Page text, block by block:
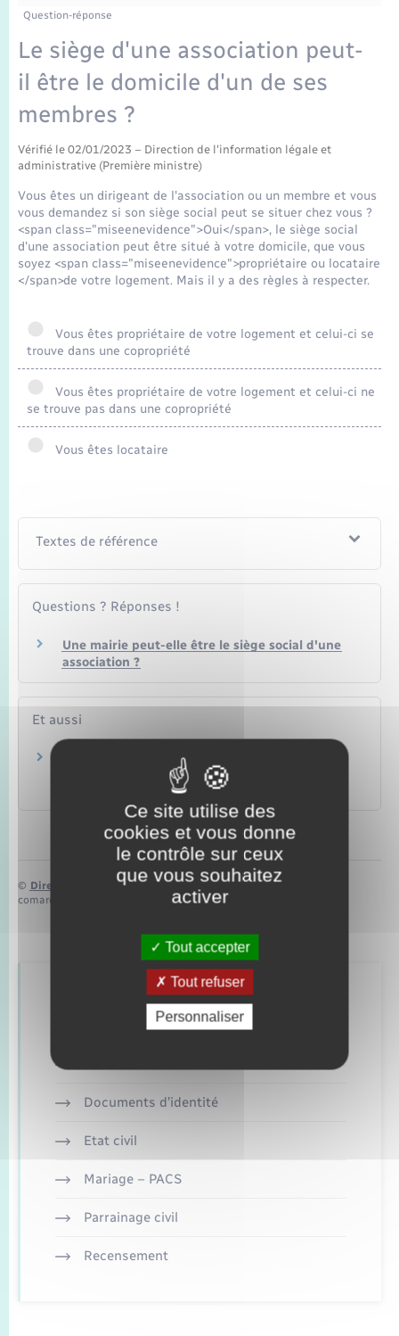
Mariage – PACS
Parrainage civil
Question-réponse
Le siège d'une association peut-
il être le domicile d'un de ses
membres ?
Vérifié le 02/01/2023 – Direction de l'information légale et
administrative (Première ministre)
Vous êtes un dirigeant de l'association ou un membre et vous
vous demandez si son siège social peut se situer chez vous ?
<span class="miseenevidence">Oui</span>, le siège social
d'une association peut être situé à votre domicile, que vous
soyez <span class="miseenevidence">propriétaire ou locataire
</span>de votre logement. Mais il y a des règles à respecter.
Vous êtes propriétaire de votre logement et celui-ci se
trouve dans une copropriété
Vous êtes propriétaire de votre logement et celui-ci ne
se trouve pas dans une copropriété
Vous êtes locataire
Textes de référence
Questions ? Réponses !
Une mairie peut-elle être le siège social d'une
association ?
Et aussi
Changements dans l'administration d'une
Formalités administratives d'une association
© Direction de l’information légale et administrative
comarquage developpé par
baseo.io
Retrouvez aussi
Documents d’identité
Etat civil
Mariage – PACS
Parrainage civil
Recensement
Ce site utilise des
cookies et vous donne
le contrôle sur ceux
que vous souhaitez
activer
Tout accepter
Tout refuser
Personnaliser